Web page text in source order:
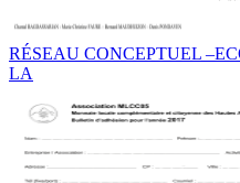
RÉSEAU CONCEPTUEL
LA